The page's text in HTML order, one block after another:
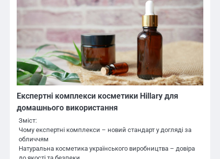
Експертні комплекси косметики Hillary для
домашнього використання
Зміст:
Чому експертні комплекси – новий стандарт у догляді за
обличчям
Натуральна косметика українського виробництва – довіра